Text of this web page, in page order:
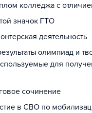
колледжа с
значок ГТО
деятельность
олимпиад и
для
сочинение
в СВО по